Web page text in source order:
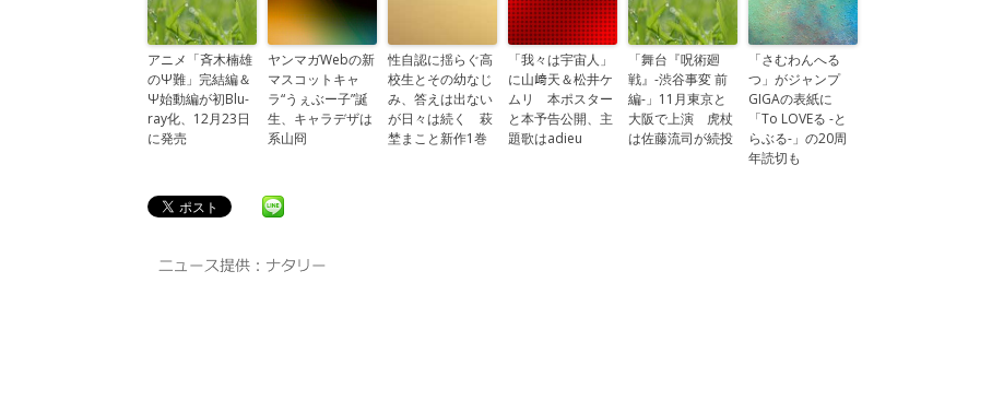
アニメ「斉木楠雄
のΨ難」完結編＆
Ψ始動編が初Blu-
ray化、12月23日
に発売
ヤンマガWebの新
マスコットキャ
ラ“うぇぶー子”誕
生、キャラデザは
系山冏
性自認に揺らぐ高
校生とその幼なじ
み、答えは出ない
が日々は続く 萩
埜まこと新作1巻
「我々は宇宙人」
に山﨑天＆松井ケ
ムリ 本ポスター
と本予告公開、主
題歌はadieu
「舞台『呪術廻
戦』-渋谷事変 前
編-」11月東京と
大阪で上演 虎杖
は佐藤流司が続投
「さむわんへる
つ」がジャンプ
GIGAの表紙に
「To LOVEる -と
らぶる-」の20周
年読切も